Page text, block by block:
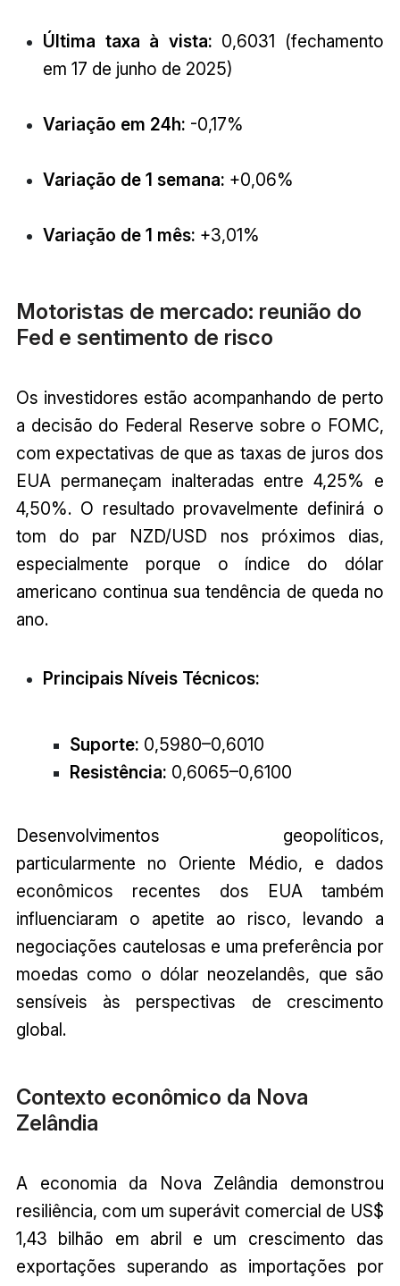
Última taxa à vista: 0,6031 (fechamento
em 17 de junho de 2025)
Variação em 24h: -0,17%
Variação de 1 semana: +0,06%
Variação de 1 mês: +3,01%
Motoristas de mercado: reunião do
Fed e sentimento de risco
Os investidores estão acompanhando de perto
a decisão do Federal Reserve sobre o FOMC,
com expectativas de que as taxas de juros dos
EUA permaneçam inalteradas entre 4,25% e
4,50%. O resultado provavelmente definirá o
tom do par NZD/USD nos próximos dias,
especialmente porque o índice do dólar
americano continua sua tendência de queda no
ano.
Principais Níveis Técnicos:
Suporte: 0,5980–0,6010
Resistência: 0,6065–0,6100
Desenvolvimentos geopolíticos,
particularmente no Oriente Médio, e dados
econômicos recentes dos EUA também
influenciaram o apetite ao risco, levando a
negociações cautelosas e uma preferência por
moedas como o dólar neozelandês, que são
sensíveis às perspectivas de crescimento
global.
Contexto econômico da Nova
Zelândia
A economia da Nova Zelândia demonstrou
resiliência, com um superávit comercial de US$
1,43 bilhão em abril e um crescimento das
exportações superando as importações por